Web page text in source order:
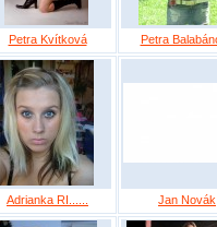
Petra Kvítková Petra
Adrianka RI...... Jan Novák